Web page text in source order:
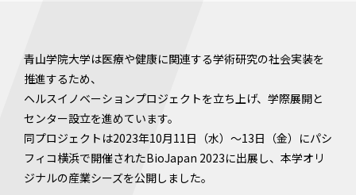
青山学院大学は医療や健康に関連する学術研究の社会実装を
推進するため、
ヘルスイノベーションプロジェクトを立ち上げ、学際展開と
センター設立を進めています。
同プロジェクトは2023年10月11日（水）～13日（金）にパシ
フィコ横浜で開催されたBioJapan 2023に出展し、本学オリ
ジナルの産業シーズを公開しました。